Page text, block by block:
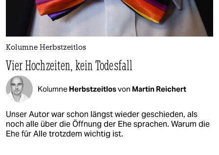
Kolumne Herbstzeitlos
Vier Hochzeiten, kein Todesfall
Kolumne Herbstzeitlosvon Martin Reichert
Unser Autor war schon längst wieder geschieden, als
noch alle über die Öffnung der Ehe sprachen. Warum die
Ehe für Alle trotzdem wichtig ist.